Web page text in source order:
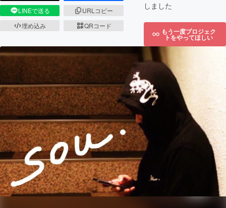
LINEで送る
URLコピー
埋め込み
QRコード
しました
もう一度プロジェク
トをやってほしい